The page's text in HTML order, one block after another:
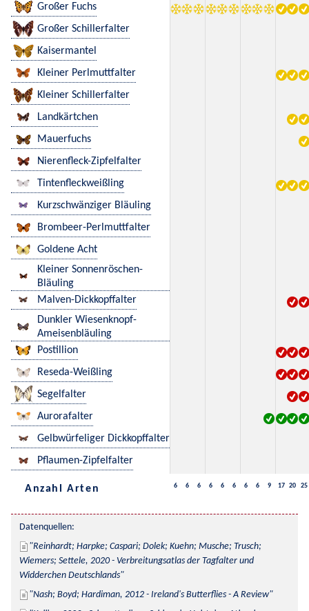
Großer Fuchs
Großer Schillerfalter
Kaisermantel
Kleiner Perlmuttfalter
Kleiner Schillerfalter
Landkärtchen
Mauerfuchs
Nierenfleck-Zipfelfalter
Tintenfleckweißling
Kurzschwänziger Bläuling
Brombeer-Perlmuttfalter
Goldene Acht
Kleiner Sonnenröschen-
Bläuling
Malven-Dickkopffalter
Dunkler Wiesenknopf-
Ameisenbläuling
Postillion
Reseda-Weißling
Segelfalter
Aurorafalter
Gelbwürfeliger Dickkopffalter
Pflaumen-Zipfelfalter
Anzahl Arten 6 6 6 6 6 6 6 6 9 17 20 25
Datenquellen:
Reinhardt; Harpke; Caspari; Dolek; Kuehn; Musche; Trusch;
Wiemers; Settele, 2020 - Verbreitungsatlas der Tagfalter und
Widderchen Deutschlands
Nash; Boyd; Hardiman, 2012 - Ireland's Butterflies - A Review